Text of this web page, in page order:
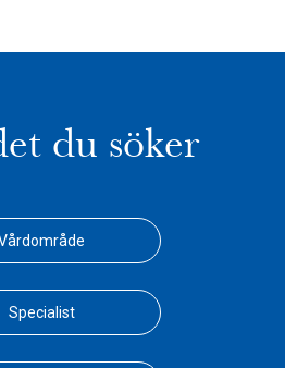
du söker
Specialist